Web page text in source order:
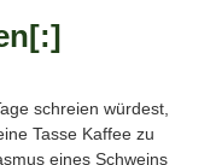
schreien würdest,
Tasse Kaffee zu
eines Schweins